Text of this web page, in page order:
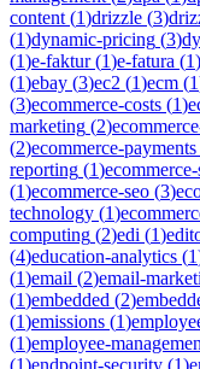
content (1)drizzle (3)
(1)dynamic-pricing (3)
(1)e-faktur(1)e-fatura (1)
(1)ebay (3)ec2 (1)ecm (1
(3)ecommerce-costs (1)
marketing (2)
(2)ecommerce-payments
reporting (1)
(1)ecommerce-seo (3)
technology (1)
computing (2)edi (1)
(4)education-analytics (1
(1)email (2)email-
(1)embedded (2)
(1)emissions (1)
(1)employee-
(1)endpoint-security (1)